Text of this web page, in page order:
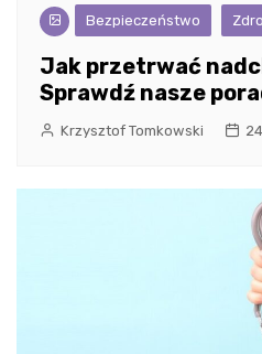
Bezpieczeństwo
Jak przetrwać
Sprawdź nasze
Krzysztof Tomkowski